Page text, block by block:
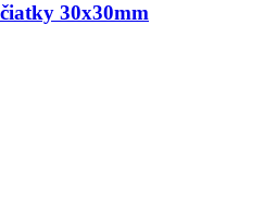
30x30mm